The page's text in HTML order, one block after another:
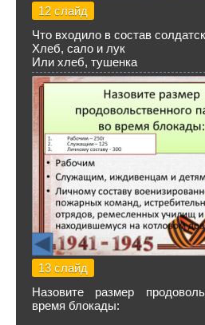
12 слайд
Что входило в состав
Хлеб, сало и лук
Или хлеб, тушенка
13 слайд
Назовите размер
время блокады: